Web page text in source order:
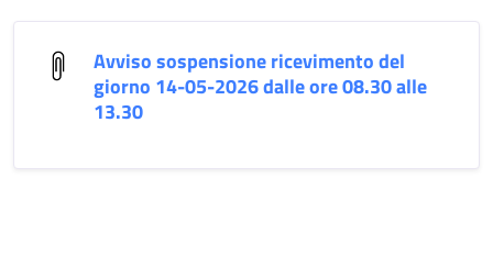
Avviso sospensione ricevimento del
giorno 14-05-2026 dalle ore 08.30 alle
13.30